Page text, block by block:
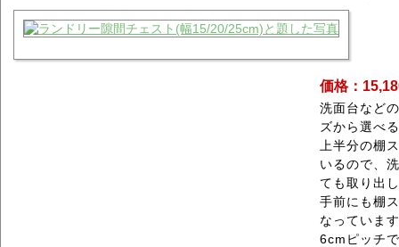
価格：
洗面台など
ズから選べ
上半分の棚
いるので、
ても取り出
手前にも棚
なっていま
6cmピッチ